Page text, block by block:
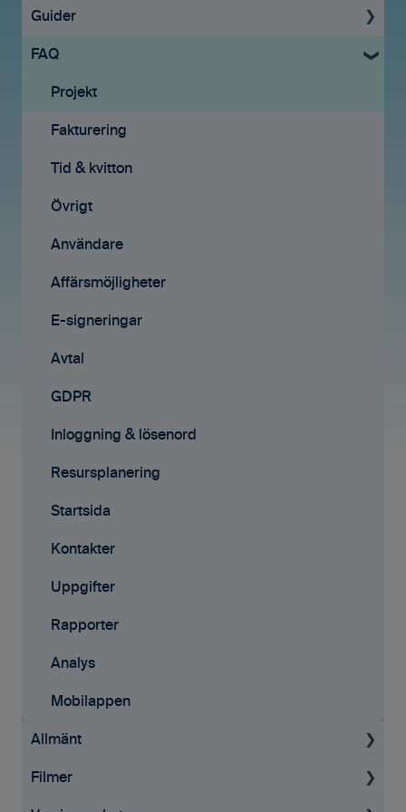
Uppstartsguide
Grundinställningar
Ekonomisystem
Tid & Kvitton
Projekt
Fakturering (ny)
Kontakter
Avtal
Affärsmöjligheter
Rapporter
Samarbete
Mobilappen
Guider
För administratörer
Konto & Betalning
Licenser
Tid & Kvitton
Projekt
Uppgifter
Fakturering
Fakturering (ny)
Mobilappen
Affärsmöjligheter
E-signeringar
Kontakter
Tilläggstjänster
Rapporter
Startsida
Resursplanering
Analys
Avtal
API
FAQ
Projekt
Fakturering
Tid & kvitton
Övrigt
Användare
Affärsmöjligheter
E-signeringar
Avtal
GDPR
Inloggning & lösenord
Resursplanering
Startsida
Kontakter
Uppgifter
Rapporter
Analys
Mobilappen
Allmänt
Allmän information
Filmer